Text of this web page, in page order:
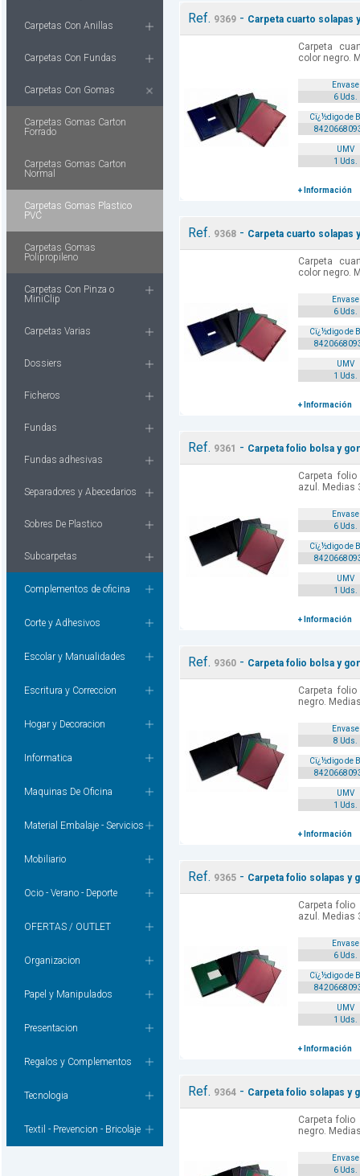
Carpetas Con Anillas
Carpetas Con Fundas
Carpetas Con Gomas
Carpetas Gomas Carton
Forrado
Carpetas Gomas Carton
Normal
Carpetas Gomas Plastico
PVC
Carpetas Gomas
Polipropileno
Carpetas Con Pinza o
MiniClip
Carpetas Varias
Dossiers
Ficheros
Fundas
Fundas adhesivas
Separadores y Abecedarios
Sobres De Plastico
Subcarpetas
Complementos de oficina
Corte y Adhesivos
Escolar y Manualidades
Escritura y Correccion
Hogar y Decoracion
Informatica
Maquinas De Oficina
Material Embalaje - Servicios
Mobiliario
Ocio - Verano - Deporte
OFERTAS / OUTLET
Organizacion
Papel y Manipulados
Presentacion
Regalos y Complementos
Tecnologia
Textil - Prevencion - Bricolaje
Ref. 9369- Carpeta cuarto solapas
Carpeta
color negro.
Envase
6 Uds.
Cï¿½digo de
UMV
1 Uds.
+ Información
Ref. 9368- Carpeta cuarto solapas
Carpeta
color negro.
Envase
6 Uds.
Cï¿½digo de
UMV
1 Uds.
+ Información
Ref. 9361 - Carpeta folio bolsa y
Carpeta
azul. Medias
Envase
6 Uds.
Cï¿½digo de
UMV
1 Uds.
+ Información
Ref. 9360- Carpeta folio bolsa y
Carpeta
negro.
Envase
8 Uds.
Cï¿½digo de
UMV
1 Uds.
+ Información
Ref. 9365- Carpeta folio solapas y
Carpeta
azul. Medias
Envase
6 Uds.
Cï¿½digo de
UMV
1 Uds.
+ Información
Ref. 9364- Carpeta folio solapas y
Carpeta
negro.
Envase
6 Uds.